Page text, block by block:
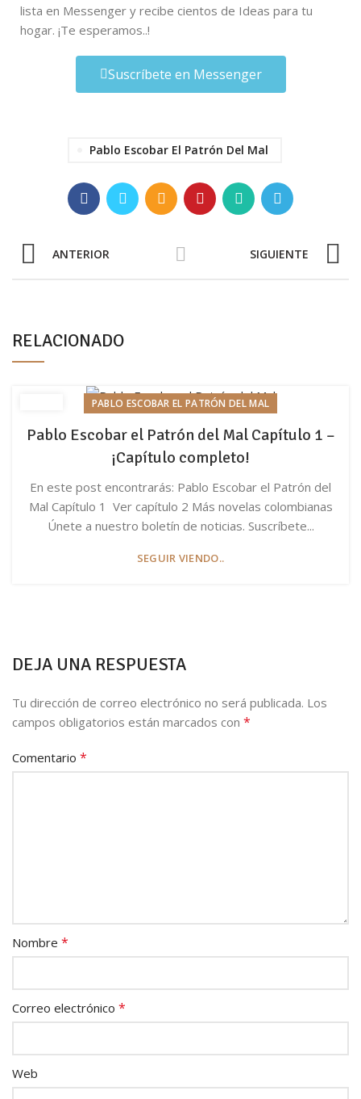
lista en Messenger y recibe cientos de Ideas para tu
hogar. ¡Te esperamos..!
Suscríbete en Messenger
Pablo Escobar El Patrón Del Mal
ANTERIOR SIGUIENTE
RELACIONADO
PABLO ESCOBAR EL PATRÓN DEL MAL
Pablo Escobar el Patrón del Mal Capítulo 1 –
¡Capítulo completo!
En este post encontrarás: Pablo Escobar el Patrón del
Mal Capítulo 1 Ver capítulo 2 Más novelas colombianas
Únete a nuestro boletín de noticias. Suscríbete...
SEGUIR VIENDO..
DEJA UNA RESPUESTA
Tu dirección de correo electrónico no será publicada. Los
campos obligatorios están marcados con *
Comentario *
Nombre *
Correo electrónico *
Web